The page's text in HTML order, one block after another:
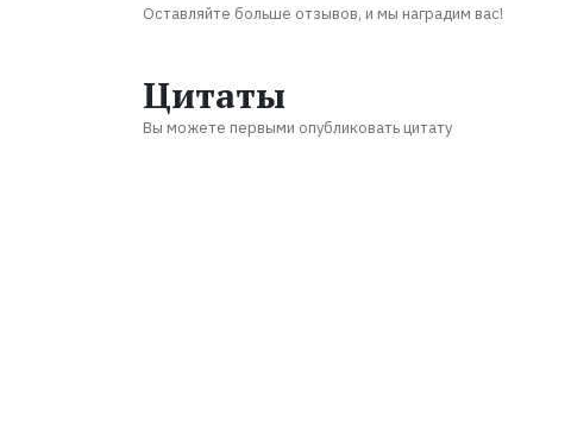
Оставляйте больше отзывов, и мы наградим вас!
Цитаты
Вы можете первыми опубликовать цитату